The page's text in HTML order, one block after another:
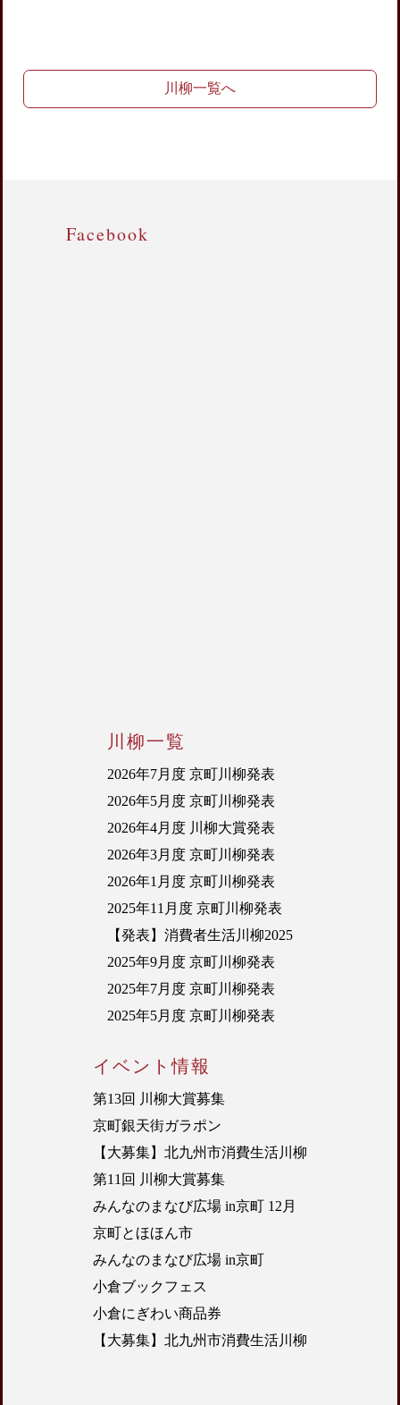
川柳一覧へ
イベント情報
第13回 川柳大賞募集
京町銀天街ガラポン
【大募集】北九州市消費生活川柳
第11回 川柳大賞募集
みんなのまなび広場 in京町 12月
京町とほほん市
みんなのまなび広場 in京町
小倉ブックフェス
小倉にぎわい商品券
【大募集】北九州市消費生活川柳
川柳一覧
2026年7月度 京町川柳発表
2026年5月度 京町川柳発表
2026年4月度 川柳大賞発表
2026年3月度 京町川柳発表
2026年1月度 京町川柳発表
2025年11月度 京町川柳発表
【発表】消費者生活川柳2025
2025年9月度 京町川柳発表
2025年7月度 京町川柳発表
2025年5月度 京町川柳発表
Facebook